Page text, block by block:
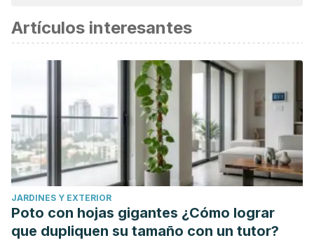
científica.
United Nations (s.f.). 2025 Theme: Yoga for One Earth, One
Health. Consultado el 9 de junio de 2025.
https://www.un.org/en/observances/yoga-day
World Health Organization. (21 de junio de 2024).
International Day of Yoga 2024. Consultado el 9 de junio
de 2025.https://www.who.int/india/news-
room/events/detail/2024/06/21/default-
calendar/international-day-of-yoga-2024
Permanent Mission of India to the UN. (s.f.). 11th International
Day of Yoga 2025. Consultado el 9 de junio de 2025.
https://pminewyork.gov.in/IDYatUN
Artículos interesantes
JARDINES Y EXTERIOR
Poto con hojas gigantes ¿Cómo lograr
que dupliquen su tamaño con un tutor?